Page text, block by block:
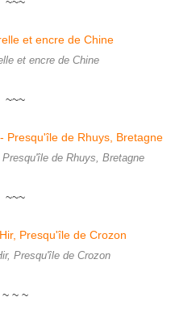
et encre de Chine
~~~
de Rhuys, Bretagne
~~~
Presqu'île de Crozon
~ ~ ~